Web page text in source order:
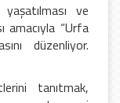
ve
amacıyla “Urfa
düzenliyor.
tanıtmak,